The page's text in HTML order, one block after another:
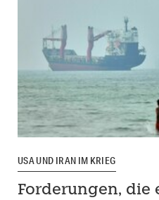
USA UND IRAN IM KRIEG
Forderungen, die